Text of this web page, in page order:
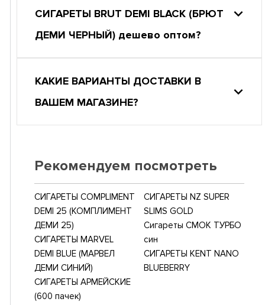
СИГАРЕТЫ BRUT DEMI BLACK (БРЮТ
ДЕМИ ЧЕРНЫЙ) дешево оптом?
КАКИЕ ВАРИАНТЫ ДОСТАВКИ В
ВАШЕМ МАГАЗИНЕ?
Рекомендуем посмотреть
СИГАРЕТЫ COMPLIMENT
DEMI 25 (КОМПЛИМЕНТ
ДЕМИ 25)
СИГАРЕТЫ MARVEL
DEMI BLUE (МАРВЕЛ
ДЕМИ СИНИЙ)
СИГАРЕТЫ АРМЕЙСКИЕ
(600 пачек)
СИГАРЕТЫ NZ SUPER
SLIMS GOLD
Сигареты СМОК ТУРБО
син
СИГАРЕТЫ KENT NANO
BLUEBERRY